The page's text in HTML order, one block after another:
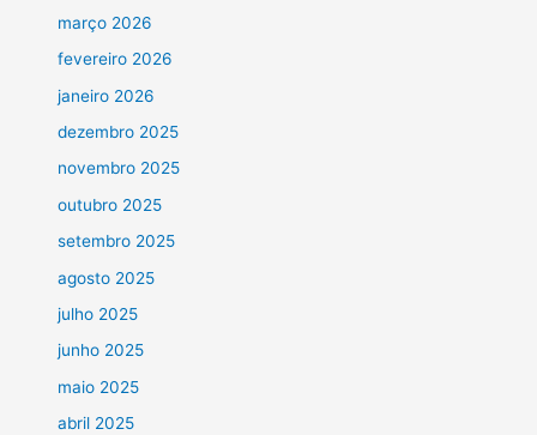
março 2026
fevereiro 2026
janeiro 2026
dezembro 2025
novembro 2025
outubro 2025
setembro 2025
agosto 2025
julho 2025
junho 2025
maio 2025
abril 2025